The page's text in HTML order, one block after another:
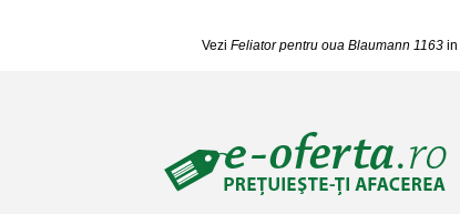
Vezi Feliator pentru oua Blaumann 1163 in